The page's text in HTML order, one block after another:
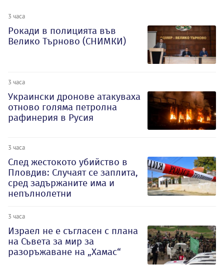
3 часа
Рокади в полицията във
Велико Търново (СНИМКИ)
3 часа
Украински дронове атакуваха
отново голяма петролна
рафинерия в Русия
3 часа
След жестокото убийство в
Пловдив: Случаят се заплита,
сред задържаните има и
непълнолетни
3 часа
Израел не е съгласен с плана
на Съвета за мир за
разоръжаване на „Хамас“